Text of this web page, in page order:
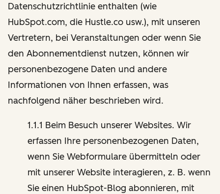
Datenschutzrichtlinie enthalten (wie
HubSpot.com, die Hustle.co usw.), mit unseren
Vertretern, bei Veranstaltungen oder wenn Sie
den Abonnementdienst nutzen, können wir
personenbezogene Daten und andere
Informationen von Ihnen erfassen, was
nachfolgend näher beschrieben wird.
1.1.1 Beim Besuch unserer Websites. Wir
erfassen Ihre personenbezogenen Daten,
wenn Sie Webformulare übermitteln oder
mit unserer Website interagieren, z. B. wenn
Sie einen HubSpot-Blog abonnieren, mit